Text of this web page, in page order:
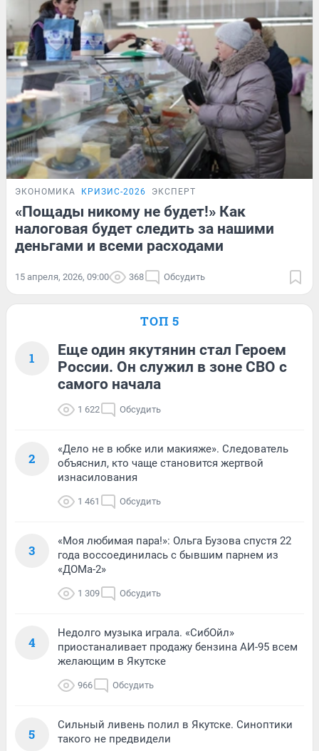
ЭКОНОМИКА КРИЗИС-2026 ЭКСПЕРТ
«Пощады никому не будет!» Как
налоговая будет следить за нашими
деньгами и всеми расходами
15 апреля, 2026, 09:00 368 Обсудить
ТОП 5
1
Еще один якутянин стал Героем
России. Он служил в зоне СВО с
самого начала
1 622 Обсудить
2
«Дело не в юбке или макияже». Следователь
объяснил, кто чаще становится жертвой
изнасилования
1 461 Обсудить
3
«Моя любимая пара!»: Ольга Бузова спустя 22
года воссоединилась с бывшим парнем из
«ДОМа-2»
1 309 Обсудить
4
Недолго музыка играла. «СибОйл»
приостаналивает продажу бензина АИ-95 всем
желающим в Якутске
966 Обсудить
5
Сильный ливень полил в Якутске. Синоптики
такого не предвидели